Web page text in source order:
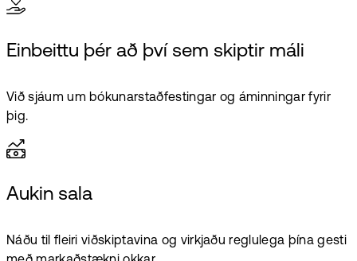
Einbeittu þér að því sem skiptir máli
Við sjáum um bókunarstaðfestingar og áminningar fyrir
þig.
Aukin sala
Náðu til fleiri viðskiptavina og virkjaðu reglulega þína gesti